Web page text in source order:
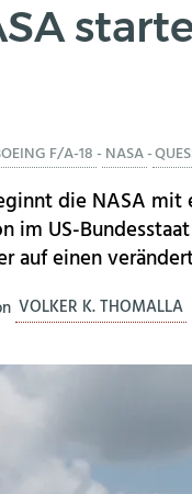
F/A-18- NASA-
die NASA mit
im US-
auf einen
VOLKER K. THOMALLA